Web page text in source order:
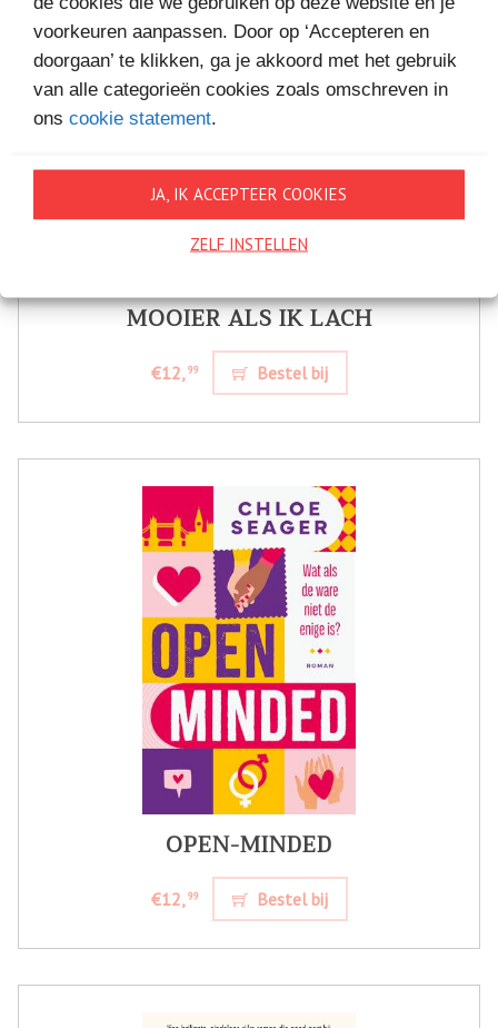
voorkeuren aanpassen. Door op ‘Accepteren en
doorgaan’ te klikken, ga je akkoord met het gebruik
van alle categorieën cookies zoals omschreven in
ons cookie statement.
JA, IK ACCEPTEER COOKIES
ZELF INSTELLEN
MOOIER ALS IK LACH
€12,99 Bestel bij
OPEN-MINDED
€12,99 Bestel bij